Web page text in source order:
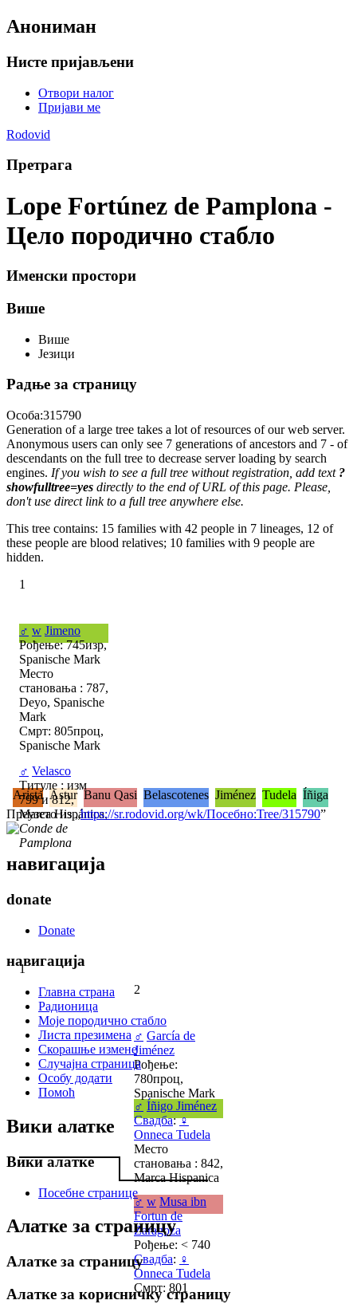
Анониман
Нисте пријављени
Отвори налог
Пријави ме
Rodovid
Претрага
Lope Fortúnez de Pamplona -
Цело породично стабло
Именски простори
Више
Више
Језици
Радње за страницу
Особа:315790
Generation of a large tree takes a lot of resources of our web server.
Anonymous users can only see 7 generations of ancestors and 7 - of
descendants on the full tree to decrease server loading by search
engines. If you wish to see a full tree without registration, add text ?
showfulltree=yes directly to the end of URL of this page. Please,
don't use direct link to a full tree anywhere else.
This tree contains: 15 families with 42 people in 7 lineages, 12 of
these people are blood relatives; 10 families with 9 people are
hidden.
1
♂ w Jimeno
Рођење: 745изр,
Spanische Mark
Место
становања : 787,
Deyo, Spanische
Mark
Смрт: 805проц,
Spanische Mark
♂ Velasco
Титуле : изм
799 и 812,
Marca Hispánica,
Conde de
Pamplona
1
2
♂ García de
Jiménez
Рођење:
780проц,
Spanische Mark
♂ Íñigo Jiménez
Свадба:♀
Onneca Tudela
Место
становања : 842,
Marca Hispanica
♂ w Musa ibn
Fortun de
Zaragoza
Рођење: < 740
Свадба: ♀
Onneca Tudela
Смрт: 801
Arista Astur Banu Qasi Belascotenes Jiménez Tudela Íñiga
Преузето из „https://sr.rodovid.org/wk/Посебно:Tree/315790”
навигација
donate
Donate
навигација
Главна страна
Радионица
Моје породично стабло
Листа презимена
Скорашње измене
Случајна страница
Особу додати
Помоћ
Вики алатке
Вики алатке
Посебне странице
Алатке за страницу
Алатке за страницу
Алатке за корисничку страницу